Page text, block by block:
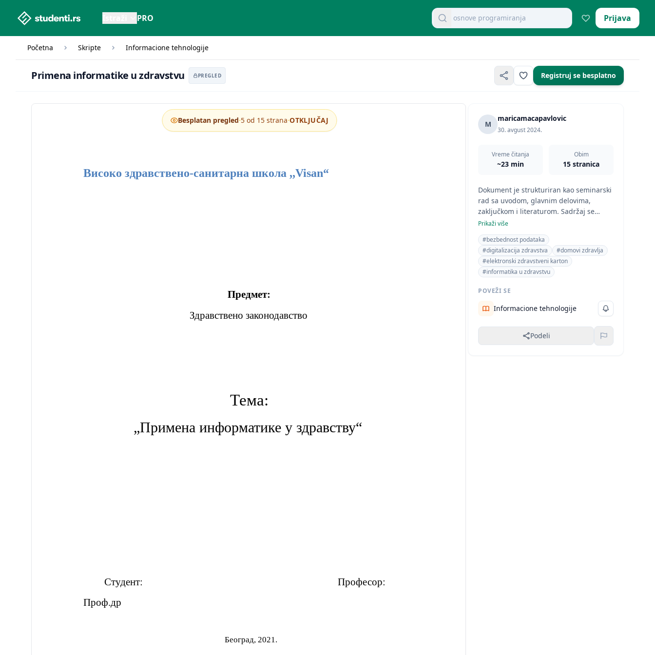
studenti.rs home page PRO Pretraži dokumente
mikroekonomija pitanja
Prijava
Početna Skripte Informacione tehnologije
Primena informatike u zdravstvu PREGLED Registruj se besplatno
Високо здравствено-санитарна школа ,,Visan“
Предмет:
Здравствено законодавство
Тема:
„Примена информатике у здравству“
Студент: Професор:
Проф.др
Београд, 2021.
Besplatan pregled·5 od 15 strana·OTKLJUČAJ M
maricamacapavlovic
30. avgust 2024.
Vreme čitanja
~23 min
Obim
15 stranica
Dokument je strukturiran kao seminarski
rad sa uvodom, glavnim delovima,
zaključkom i literaturom. Sadržaj se
fokusira na primenu informatike u
zdravstvenom sektoru, konkretno u
domovima zdravlja. Korišćena je
formalna struktura pisanja tipična za
akademske radove. Tematika jasno spada
u oblast zdravstva/medicine.
Prikaži više
#bezbednost podataka
#digitalizacija zdravstva
#domovi zdravlja
#elektronski zdravstveni karton
#informatika u zdravstvu
POVEŽI SE
Informacione tehnologije
Podeli